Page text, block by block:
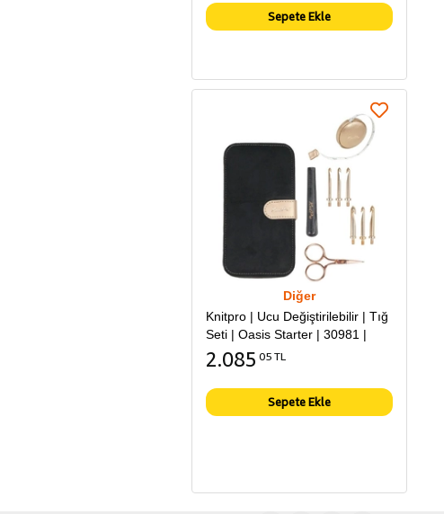
Sepete Ekle
Diğer
Knitpro | Ucu Değiştirilebilir | Tığ
Seti | Oasis Starter | 30981 |
2.085 05 TL
Sepete Ekle